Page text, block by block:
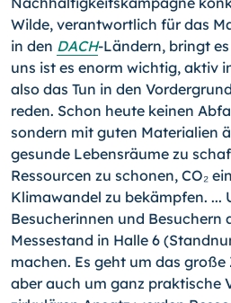
Wilde, verantwortlich für das
in den DACH-Ländern, bringt
uns ist es enorm wichtig, aktiv
also das Tun in den
reden. Schon heute keinen
sondern mit guten Materialien
gesunde Lebensräume zu
Ressourcen zu schonen, CO₂
Klimawandel zu bekämpfen. ...
Besucherinnen und Besuchern
Messestand in Halle 6
machen. Es geht um das
aber auch um ganz praktische